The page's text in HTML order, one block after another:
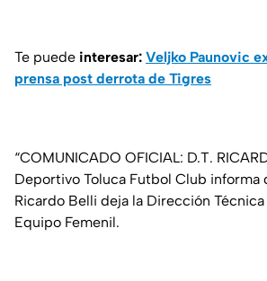
Te puede interesar: Veljko Paunovic
prensa post derrota de Tigres
“COMUNICADO OFICIAL: D.T.
Deportivo Toluca Futbol Club informa
Ricardo Belli deja la Dirección
Equipo Femenil.